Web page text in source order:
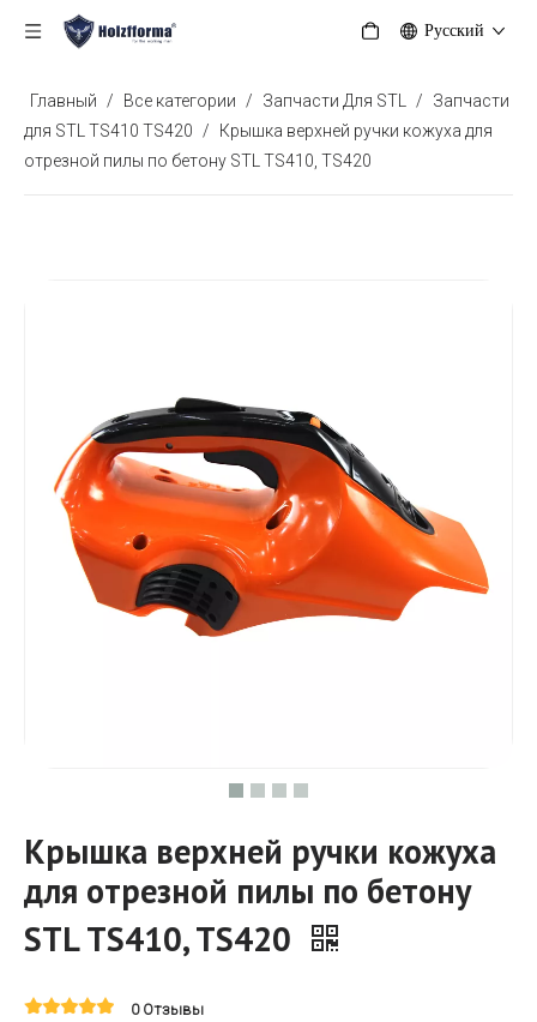
Pусский
Главный / Все категории / Запчасти Для STL /
Запчасти
для STL TS410 TS420
/
Крышка верхней ручки кожуха для
отрезной пилы по бетону STL TS410, TS420
Крышка верхней ручки кожуха
для отрезной пилы по бетону
STL TS410, TS420
0 Отзывы